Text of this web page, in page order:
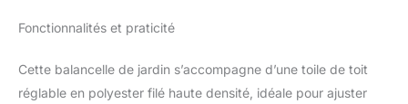
ergonomique légèrement
incliné, grand coussin
d'assise et de dossier
Fonctionnalités et praticité
Cette balancelle de jardin s’accompagne d’une toile de toit
réglable en polyester filé haute densité, idéale pour ajuster